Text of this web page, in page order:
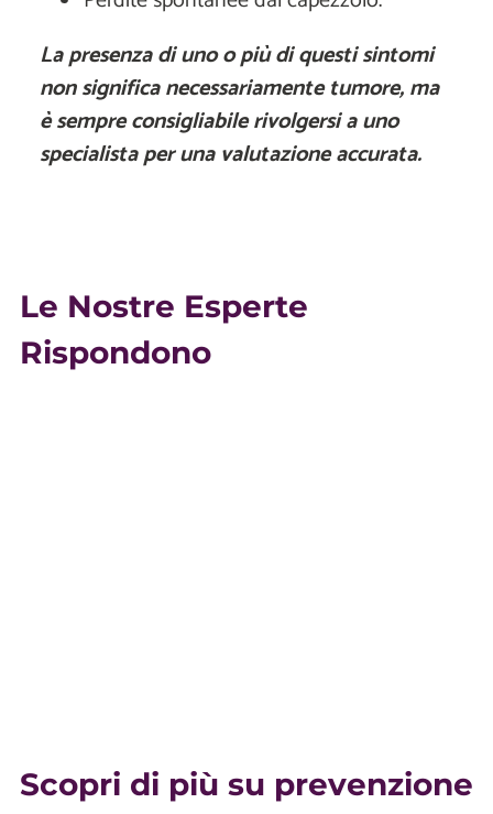
La presenza di uno o più di questi sintomi
non significa necessariamente tumore, ma
è sempre consigliabile rivolgersi a uno
specialista per una valutazione accurata.
Le Nostre Esperte
Rispondono
Scopri di più su prevenzione